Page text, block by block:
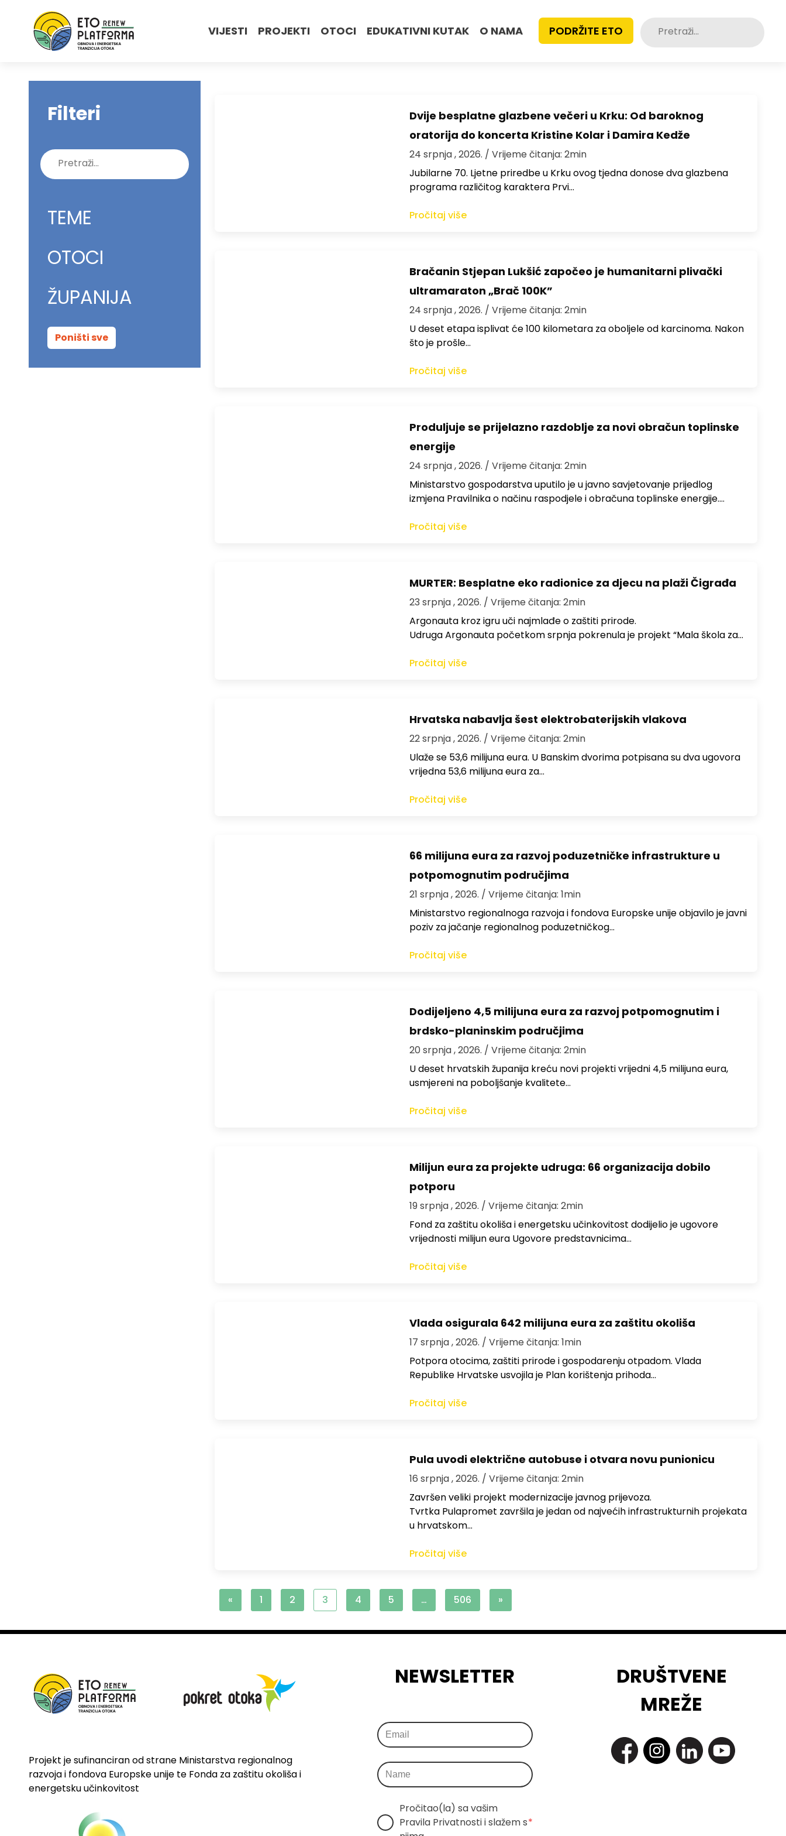
VIJESTI PROJEKTI OTOCI EDUKATIVNI KUTAK O NAMA PODRŽITE ETO Pretraži:
Filteri
Pretraži:
TEME
OTOCI
ŽUPANIJA
Poništi sve
Dvije besplatne glazbene večeri u Krku: Od baroknog
oratorija do koncerta Kristine Kolar i Damira Kedže
24 srpnja , 2026. / Vrijeme čitanja: 2min
Jubilarne 70. Ljetne priredbe u Krku ovog tjedna donose dva glazbena
programa različitog karaktera Prvi…
Pročitaj više
Bračanin Stjepan Lukšić započeo je humanitarni plivački
ultramaraton „Brač 100K”
24 srpnja , 2026. / Vrijeme čitanja: 2min
U deset etapa isplivat će 100 kilometara za oboljele od karcinoma. Nakon
što je prošle…
Pročitaj više
Produljuje se prijelazno razdoblje za novi obračun toplinske
energije
24 srpnja , 2026. / Vrijeme čitanja: 2min
Ministarstvo gospodarstva uputilo je u javno savjetovanje prijedlog
izmjena Pravilnika o načinu raspodjele i obračuna toplinske energije.…
Pročitaj više
MURTER: Besplatne eko radionice za djecu na plaži Čigrađa
23 srpnja , 2026. / Vrijeme čitanja: 2min
Argonauta kroz igru uči najmlađe o zaštiti prirode.
Udruga Argonauta početkom srpnja pokrenula je projekt “Mala škola za…
Pročitaj više
Hrvatska nabavlja šest elektrobaterijskih vlakova
22 srpnja , 2026. / Vrijeme čitanja: 2min
Ulaže se 53,6 milijuna eura. U Banskim dvorima potpisana su dva ugovora
vrijedna 53,6 milijuna eura za…
Pročitaj više
66 milijuna eura za razvoj poduzetničke infrastrukture u
potpomognutim područjima
21 srpnja , 2026. / Vrijeme čitanja: 1min
Ministarstvo regionalnoga razvoja i fondova Europske unije objavilo je javni
poziv za jačanje regionalnog poduzetničkog…
Pročitaj više
Dodijeljeno 4,5 milijuna eura za razvoj potpomognutim i
brdsko-planinskim područjima
20 srpnja , 2026. / Vrijeme čitanja: 2min
U deset hrvatskih županija kreću novi projekti vrijedni 4,5 milijuna eura,
usmjereni na poboljšanje kvalitete…
Pročitaj više
Milijun eura za projekte udruga: 66 organizacija dobilo
potporu
19 srpnja , 2026. / Vrijeme čitanja: 2min
Fond za zaštitu okoliša i energetsku učinkovitost dodijelio je ugovore
vrijednosti milijun eura Ugovore predstavnicima…
Pročitaj više
Vlada osigurala 642 milijuna eura za zaštitu okoliša
17 srpnja , 2026. / Vrijeme čitanja: 1min
Potpora otocima, zaštiti prirode i gospodarenju otpadom. Vlada
Republike Hrvatske usvojila je Plan korištenja prihoda…
Pročitaj više
Pula uvodi električne autobuse i otvara novu punionicu
16 srpnja , 2026. / Vrijeme čitanja: 2min
Završen veliki projekt modernizacije javnog prijevoza.
Tvrtka Pulapromet završila je jedan od najvećih infrastrukturnih projekata
u hrvatskom…
Pročitaj više
« 1 2 3 4 5 … 506 »
Projekt je sufinanciran od strane Ministarstva regionalnog
razvoja i fondova Europske unije te Fonda za zaštitu okoliša i
energetsku učinkovitost
NEWSLETTER
Pročitao(la) sa vašim
Pravila Privatnosti i slažem s *
DRUŠTVENE
MREŽE